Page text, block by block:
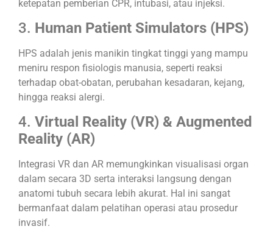
ketepatan pemberian CPR, intubasi, atau injeksi.
3. Human Patient Simulators (HPS)
HPS adalah jenis manikin tingkat tinggi yang mampu
meniru respon fisiologis manusia, seperti reaksi
terhadap obat-obatan, perubahan kesadaran, kejang,
hingga reaksi alergi.
4. Virtual Reality (VR) & Augmented
Reality (AR)
Integrasi VR dan AR memungkinkan visualisasi organ
dalam secara 3D serta interaksi langsung dengan
anatomi tubuh secara lebih akurat. Hal ini sangat
bermanfaat dalam pelatihan operasi atau prosedur
invasif.